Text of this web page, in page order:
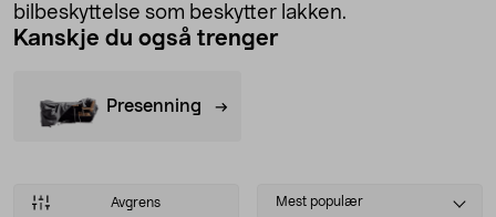
bilbeskyttelse som beskytter lakken.
Kanskje du også trenger
Presenning
Avgrens
Select
Mest populær